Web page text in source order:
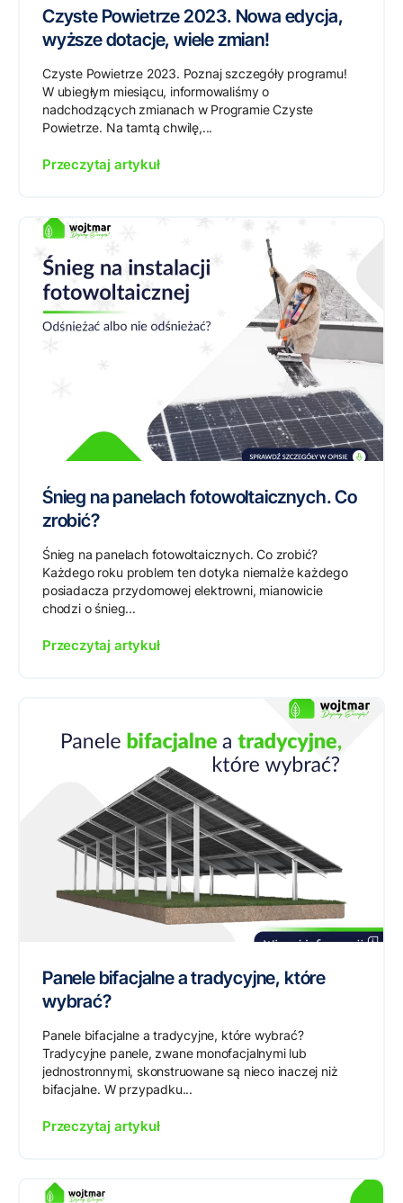
Czyste Powietrze 2023. Nowa edycja,
wyższe dotacje, wiele zmian!
Czyste Powietrze 2023. Poznaj szczegóły programu!
W ubiegłym miesiącu, informowaliśmy o
nadchodzących zmianach w Programie Czyste
Powietrze. Na tamtą chwilę,...
Przeczytaj artykuł
Śnieg na panelach fotowoltaicznych. Co
zrobić?
Śnieg na panelach fotowoltaicznych. Co zrobić?
Każdego roku problem ten dotyka niemalże każdego
posiadacza przydomowej elektrowni, mianowicie
chodzi o śnieg...
Przeczytaj artykuł
Panele bifacjalne a tradycyjne, które
wybrać?
Panele bifacjalne a tradycyjne, które wybrać?
Tradycyjne panele, zwane monofacjalnymi lub
jednostronnymi, skonstruowane są nieco inaczej niż
bifacjalne. W przypadku...
Przeczytaj artykuł